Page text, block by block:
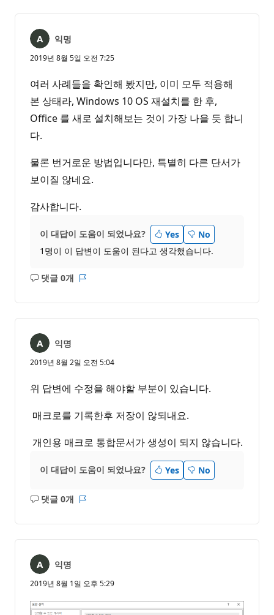
익명
2019년 8월 5일 오전 7:25
여러 사례들을 확인해 봤지만, 이미 모두 적용해
본 상태라, Windows 10 OS 재설치를 한 후,
Office 를 새로 설치해보는 것이 가장 나을 듯 합니
다.
물론 번거로운 방법입니다만, 특별히 다른 단서가
보이질 않네요.
감사합니다.
이 대답이 도움이 되었나요? Yes
No
1명이 이 답변이 도움이 된다고 생각했습니다.
댓글 0개
설
음
익명
2019년 8월 2일 오전 5:04
위 답변에 수정을 해야할 부분이 있습니다.
매크로를 기록한후 저장이 않되내요.
개인용 매크로 통합문서가 생성이 되지 않습니다.
이 대답이 도움이 되었나요? Yes No
댓글 0개
설
음
익명
2019년 8월 1일 오후 5:29